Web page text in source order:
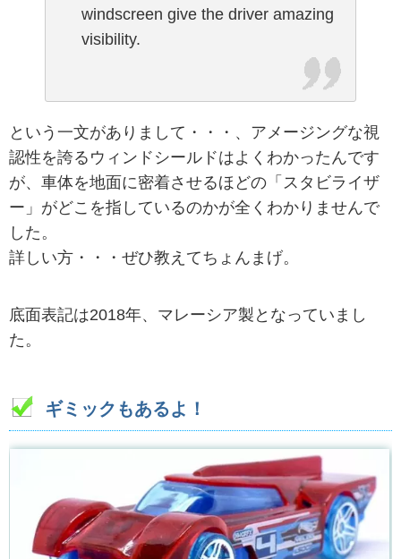
windscreen give the driver amazing
visibility.
という一文がありまして・・・、アメージングな視
認性を誇るウィンドシールドはよくわかったんです
が、車体を地面に密着させるほどの「スタビライザ
ー」がどこを指しているのかが全くわかりませんで
した。
詳しい方・・・ぜひ教えてちょんまげ。
底面表記は2018年、マレーシア製となっていまし
た。
ギミックもあるよ！